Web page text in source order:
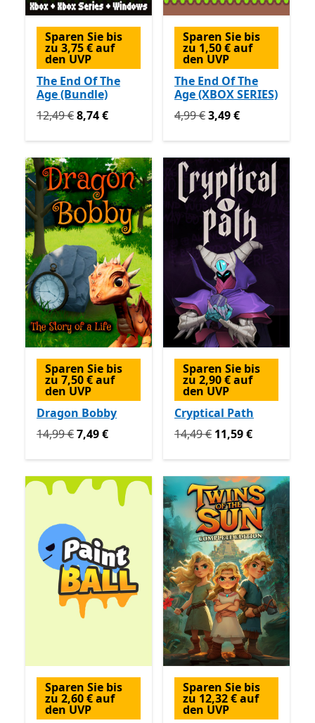
Sparen Sie bis
zu 3,75 € auf
den UVP
The End Of The
Age (Bundle)
Ursprünglich 12,49 € jetzt 8,74 €
12,49 €8,74 €
Sparen Sie bis
zu 1,50 € auf
den UVP
The End Of The
Age (XBOX SERIES)
Ursprünglich 4,99 € jetzt
4,99 €3,49 €
Sparen Sie bis
zu 7,50 € auf
den UVP
Dragon Bobby
Ursprünglich 14,99 € jetzt 7,49 €
14,99 €7,49 €
Sparen Sie bis
zu 2,90 € auf
den UVP
Cryptical Path
Ursprünglich 14,49 € jetzt
14,49 € 11,59 €
Sparen Sie bis
zu 2,60 € auf
den UVP
Sparen Sie bis
zu 12,32 € auf
den UVP